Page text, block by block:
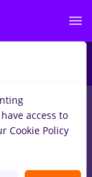
access to
Cookie Policy